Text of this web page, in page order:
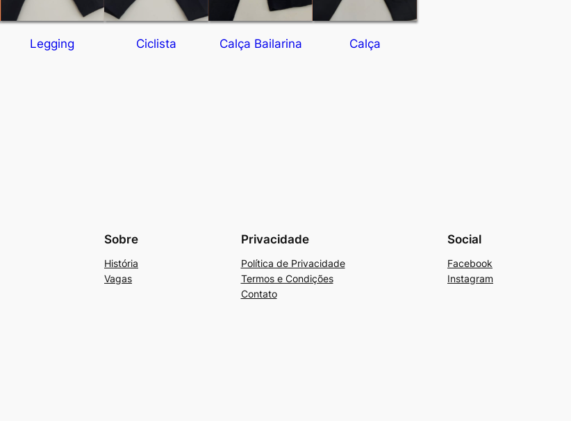
Legging Ciclista Calça Bailarina Calça
Sobre
História
Vagas
Privacidade
Política de Privacidade
Termos e Condições
Contato
Social
Facebook
Instagram